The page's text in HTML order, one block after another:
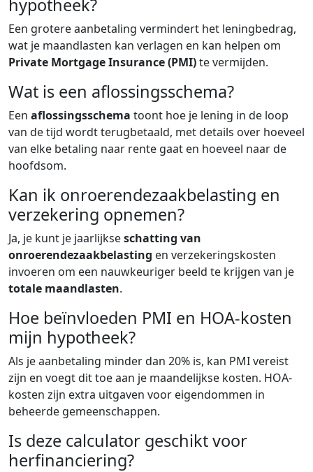
hypotheek?
Een grotere aanbetaling vermindert het leningbedrag,
wat je maandlasten kan verlagen en kan helpen om
Private Mortgage Insurance (PMI)te vermijden.
Wat is een aflossingsschema?
Een aflossingsschema toont hoe je lening in de loop
van de tijd wordt terugbetaald, met details over hoeveel
van elke betaling naar rente gaat en hoeveel naar de
hoofdsom.
Kan ik onroerendezaakbelasting en
verzekering opnemen?
Ja, je kunt je jaarlijkseschatting van
onroerendezaakbelasting en verzekeringskosten
invoeren om een nauwkeuriger beeld te krijgen van je
totale maandlasten.
Hoe beïnvloeden PMI en HOA-kosten
mijn hypotheek?
Als je aanbetaling minder dan 20% is, kan PMI vereist
zijn en voegt dit toe aan je maandelijkse kosten. HOA-
kosten zijn extra uitgaven voor eigendommen in
beheerde gemeenschappen.
Is deze calculator geschikt voor
herfinanciering?